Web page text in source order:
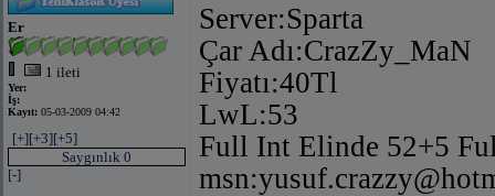
Er
1 ileti
Yer:
İş:
Kayıt: 05-03-2009 04:42
[+][+3][+5]
Saygınlık 0
[-]
Server:Sparta
Çar Adı:CrazZy_MaN
Fiyatı:40Tl
LwL:53
Full Int Elinde 52+5
msn: